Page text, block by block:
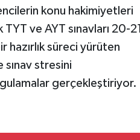
konu hakimiyetleri
ve AYT sınavları 20-21
hazırlık süreci yürüten
stresini
gerçekleştiriyor.